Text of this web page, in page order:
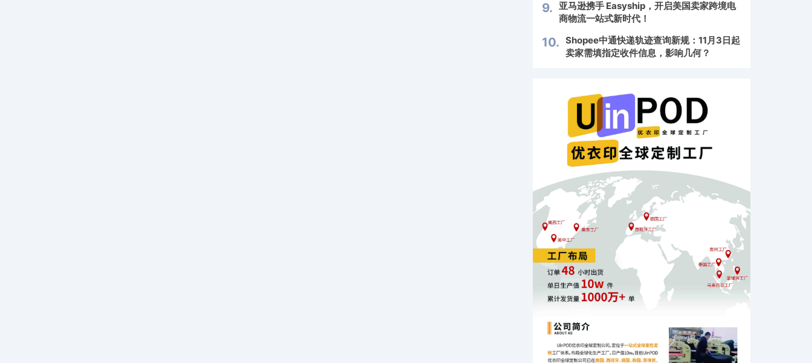
9. 亚马逊携手 Easyship，开启美国卖家跨境电
商物流一站式新时代！
10. Shopee中通快递轨迹查询新规：11月3日起
卖家需填指定收件信息，影响几何？